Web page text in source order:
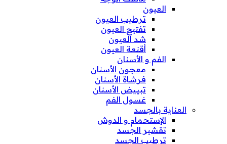
العيون
ترطيب العيون
تفتيح العيون
شد العيون
أقنعة العيون
الفم و الأسنان
معجون الأسنان
فرشاة الأسنان
تبييض الأسنان
غسول الفم
العناية بالجسد
الإستحمام و الدوش
تقشير الجسد
ترطيب الجسد